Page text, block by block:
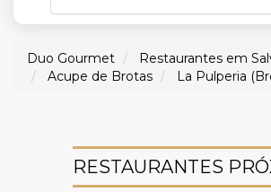
Duo Gourmet
Restaurantes em
Acupe de Brotas
La Pulperia
RESTAURANTES